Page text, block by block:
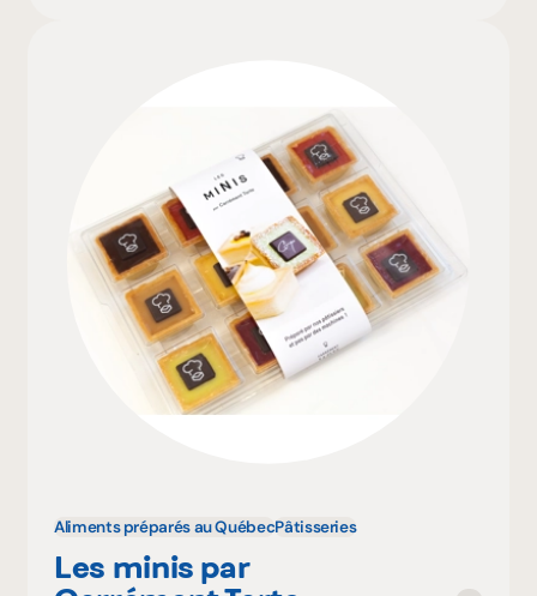
Aliments préparés au QuébecPâtisseries
Les minis par